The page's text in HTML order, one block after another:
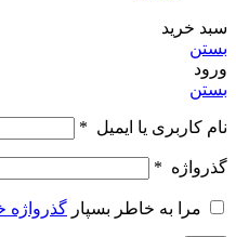
سبد خرید
بستن
ورود
بستن
نام کاربری یا ایمیل *
گذرواژه *
مرا به خاطر بسپار گذرواژه